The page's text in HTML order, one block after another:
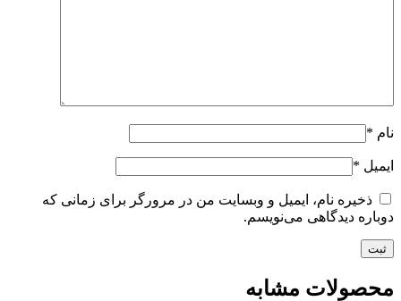
نام *
ایمیل *
ذخیره نام، ایمیل و وبسایت من در مرورگر برای زمانی که
دوباره دیدگاهی می‌نویسم.
محصولات مشابه